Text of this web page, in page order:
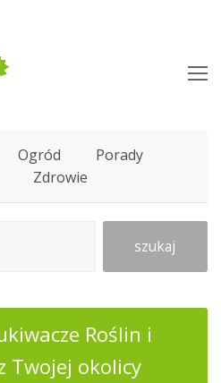
Ogród
Porady
Zdrowie
szukaj
Roślin i
Twojej okolicy